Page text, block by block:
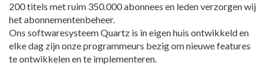
200 titels met ruim 350.000 abonnees en leden verzorgen wij
het abonnementenbeheer.
Ons softwaresysteem Quartz is in eigen huis ontwikkeld en
elke dag zijn onze programmeurs bezig om nieuwe features
te ontwikkelen en te implementeren.